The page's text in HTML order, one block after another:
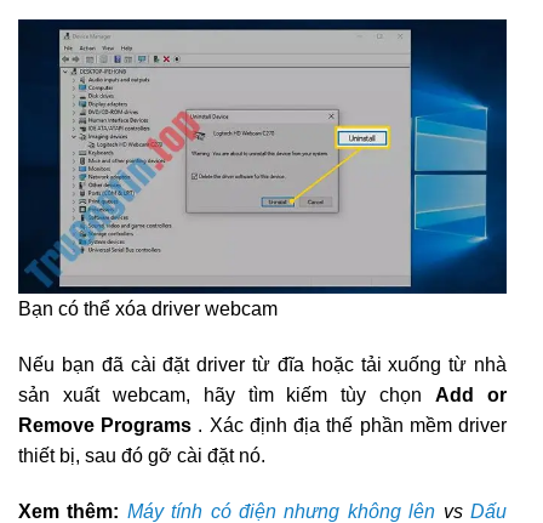
Bạn có thể xóa driver webcam
Nếu bạn đã cài đặt driver từ đĩa hoặc tải xuống từ nhà
sản xuất webcam, hãy tìm kiếm tùy chọnAdd or
Remove Programs . Xác định địa thế phần mềm driver
thiết bị, sau đó gỡ cài đặt nó.
Xem thêm: Máy tính có điện nhưng không lên vsDấu